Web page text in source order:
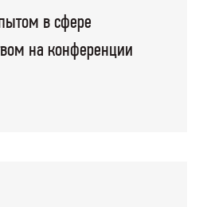
в сфере
на конференции